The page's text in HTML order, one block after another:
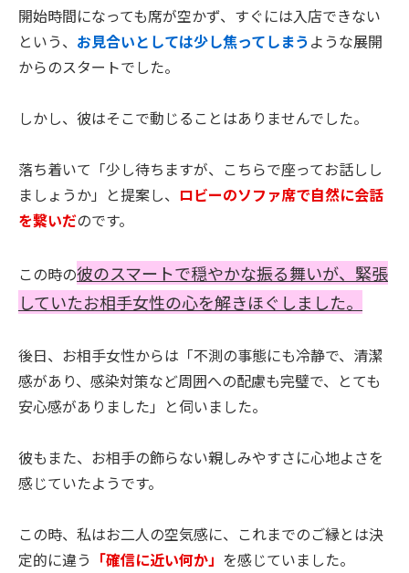
開始時間になっても席が空かず、すぐには入店できない
という、 お見合いとしては少し焦ってしまうような展開
からのスタートでした。
しかし、彼はそこで動じることはありませんでした。
落ち着いて「少し待ちますが、こちらで座ってお話しし
ましょうか」と提案し、 ロビーのソファ席で自然に会話
を繋いだのです。
この時の彼のスマートで穏やかな振る舞いが、緊張
していたお相手女性の心を解きほぐしました。
後日、お相手女性からは「不測の事態にも冷静で、清潔
感があり、感染対策など周囲への配慮も完璧で、とても
安心感がありました」と伺いました。
彼もまた、お相手の飾らない親しみやすさに心地よさを
感じていたようです。
この時、私はお二人の空気感に、これまでのご縁とは決
定的に違う 「確信に近い何か」 を感じていました。